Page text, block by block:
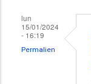
Mini
M2
lun
15/01/2024
- 16:19
Permalien